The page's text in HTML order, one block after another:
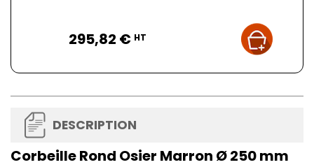
295,82 € HT
DESCRIPTION
Corbeille Rond Osier Marron Ø 250 mm